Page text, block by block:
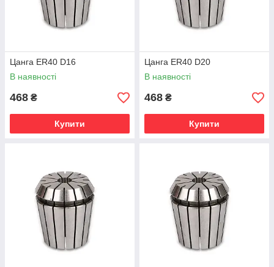
Цанга ER40 D16
В наявності
468 ₴
Купити
Цанга ER40 D20
В наявності
468 ₴
Купити